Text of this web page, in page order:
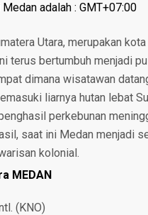
adalah : GMT+07:00
Utara, merupakan
terus bertumbuh menjadi
dimana wisatawan
liarnya hutan lebat
perkebunan
saat ini Medan menjadi
kolonial.
MEDAN
(KNO)